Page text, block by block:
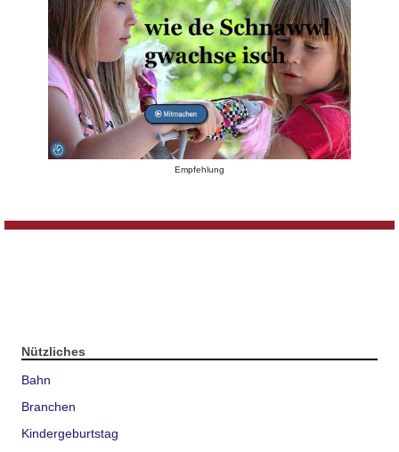
Empfehlung
Nützliches
Bahn
Branchen
Kindergeburtstag